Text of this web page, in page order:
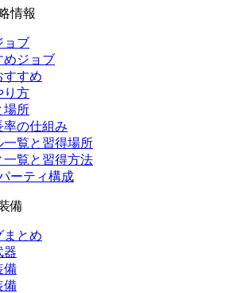
情報
ョブ
めジョブ
すすめ
り方
場所
率の仕組み
一覧と習得場所
一覧と習得方法
ーティ構成
備
まとめ
器
備
備